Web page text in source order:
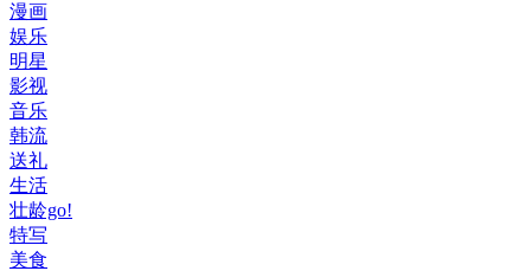
漫画
娱乐
明星
影视
音乐
韩流
送礼
生活
壮龄go!
特写
美食